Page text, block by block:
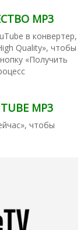
MP3
в конвертер,
Quality», чтобы
«Получить
MP3
чтобы